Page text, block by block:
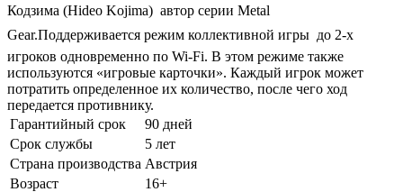
Кодзима (Hideo Kojima)  автор серии Metal
Gear.Поддерживается режим коллективной игры  до 2-х
игроков одновременно по Wi-Fi. В этом режиме также
используются «игровые карточки». Каждый игрок может
потратить определенное их количество, после чего ход
передается противнику.
Гарантийный срок
90 дней
Срок службы
5 лет
Страна производства Австрия
Возраст
16+